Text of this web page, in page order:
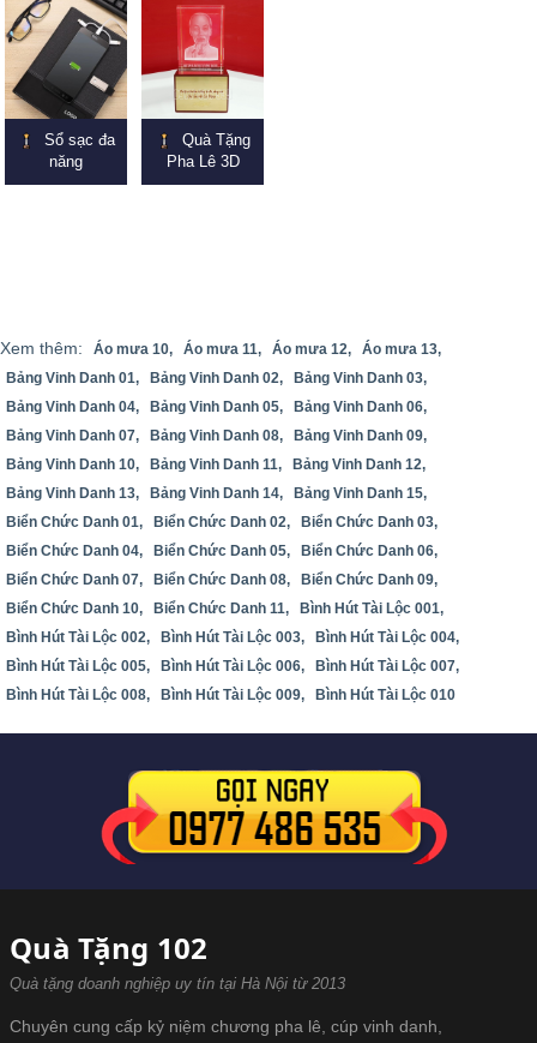
Sổ sạc đa
năng
Quà Tặng
Pha Lê 3D
Xem thêm: Áo mưa 10, Áo mưa 11, Áo mưa 12,
Áo mưa 13,
Bảng Vinh Danh 01,
Bảng Vinh Danh 02,
Bảng Vinh Danh 03,
Bảng Vinh Danh 04,
Bảng Vinh Danh 05,
Bảng Vinh Danh 06,
Bảng Vinh Danh 07,
Bảng Vinh Danh 08,
Bảng Vinh Danh 09,
Bảng Vinh Danh 10,
Bảng Vinh Danh 11,
Bảng Vinh Danh 12,
Bảng Vinh Danh 13,
Bảng Vinh Danh 14,
Bảng Vinh Danh 15,
Biển Chức Danh 01,
Biển Chức Danh 02,
Biển Chức Danh 03,
Biển Chức Danh 04,
Biển Chức Danh 05,
Biển Chức Danh 06,
Biển Chức Danh 07,
Biển Chức Danh 08,
Biển Chức Danh 09,
Biển Chức Danh 10,
Biển Chức Danh 11,
Bình Hút Tài Lộc 001,
Bình Hút Tài Lộc 002,
Bình Hút Tài Lộc 003,
Bình Hút Tài Lộc 004,
Bình Hút Tài Lộc 005,
Bình Hút Tài Lộc 006,
Bình Hút Tài Lộc 007,
Bình Hút Tài Lộc 008,
Bình Hút Tài Lộc 009, Bình Hút Tài Lộc 010
Quà Tặng 102
Quà tặng doanh nghiệp uy tín tại Hà Nội từ 2013
Chuyên cung cấp kỷ niệm chương pha lê, cúp vinh danh,